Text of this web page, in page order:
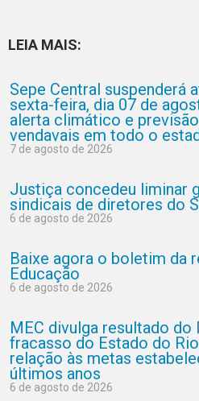
LEIA MAIS:
Sepe Central suspenderá
sexta-feira, dia 07 de
alerta climático e
vendavais em todo o
7 de agosto de 2026
Justiça concedeu liminar
sindicais de diretores do
6 de agosto de 2026
Baixe agora o boletim da
Educação
6 de agosto de 2026
MEC divulga resultado do
fracasso do Estado do
relação às metas
últimos anos
6 de agosto de 2026